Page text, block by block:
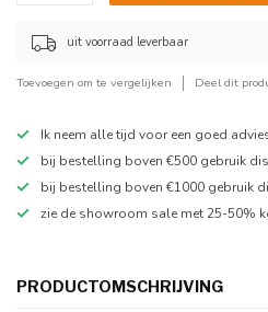
uit voorraad leverbaar
Toevoegen om te vergelijken Deel dit
Ik neem alle tijd voor een goed
bij bestelling boven €500 gebruik
bij bestelling boven €1000 gebruik
zie de showroom sale met 25-50%
PRODUCTOMSCHRIJVING